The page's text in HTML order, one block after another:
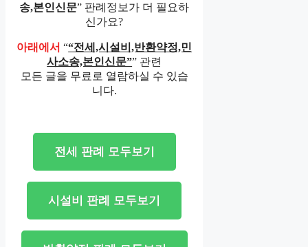
송,본인신문” 판례정보가 더 필요하
신가요?
아래에서 ““전세,시설비,반환약정,민
사소송,본인신문”” 관련
모든 글을 무료로 열람하실 수 있습
니다.
전세 판례 모두보기
시설비 판례 모두보기